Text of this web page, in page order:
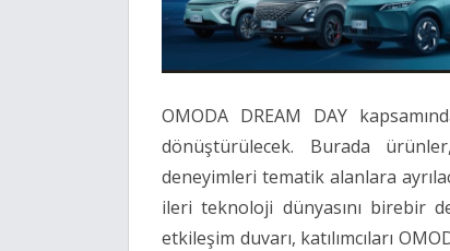
OMODA DREAM DAY
dönüştürülecek. Burada
deneyimleri tematik alanlara
ileri teknoloji dünyasını birebir
etkileşim duvarı, katılımcıları